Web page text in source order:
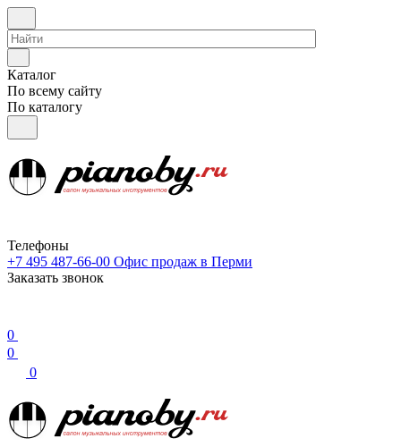
Каталог
По всему сайту
По каталогу
Телефоны
+7 495 487-66-00 Офис продаж в Перми
Заказать звонок
0
0
0